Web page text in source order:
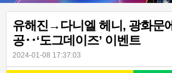
유해진→다니엘 헤니, 광화문
공‥‘도그데이즈’ 이벤트
2024-01-08 17:37:03